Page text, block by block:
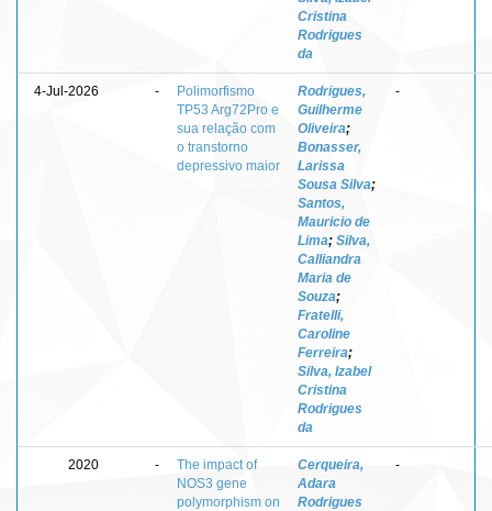
Cristina
Rodrigues
da
4-Jul-2026 -
Polimorfismo
TP53 Arg72Pro e
sua relação com
o transtorno
depressivo maior
Rodrigues,
Guilherme
Oliveira;
Bonasser,
Larissa
Sousa Silva;
Santos,
Mauricio de
Lima; Silva,
Calliandra
Maria de
Souza;
Fratelli,
Caroline
Ferreira;
Silva, Izabel
Cristina
Rodrigues
da
-
2020 -
The impact of
NOS3 gene
polymorphism on
Cerqueira,
Adara
Rodrigues
-